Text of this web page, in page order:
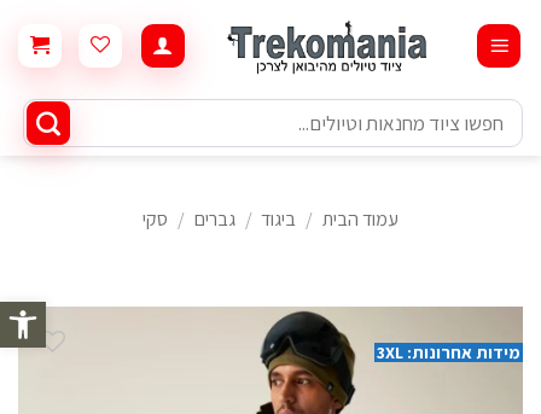
פתח
content
חיפוש
עבור:
עמוד הבית / ביגוד / גברים / סקי
מידות אחרונות: 3XL